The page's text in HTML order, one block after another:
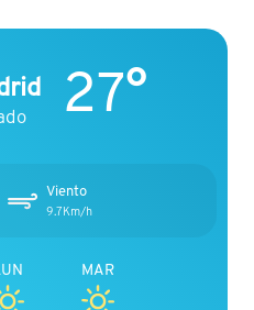
27°
Viento
9.7Km/h
MAR